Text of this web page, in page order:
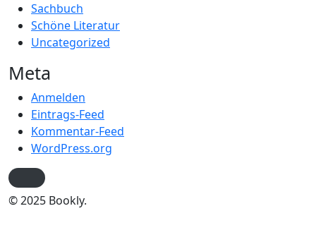
Sachbuch
Schöne Literatur
Uncategorized
Meta
Anmelden
Eintrags-Feed
Kommentar-Feed
WordPress.org
© 2025 Bookly.